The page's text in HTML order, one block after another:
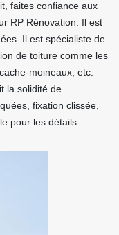
faites confiance aux
RP Rénovation. Il est
Il est spécialiste de
de toiture comme les
moineaux, etc.
la solidité de
fixation clissée,
pour les détails.